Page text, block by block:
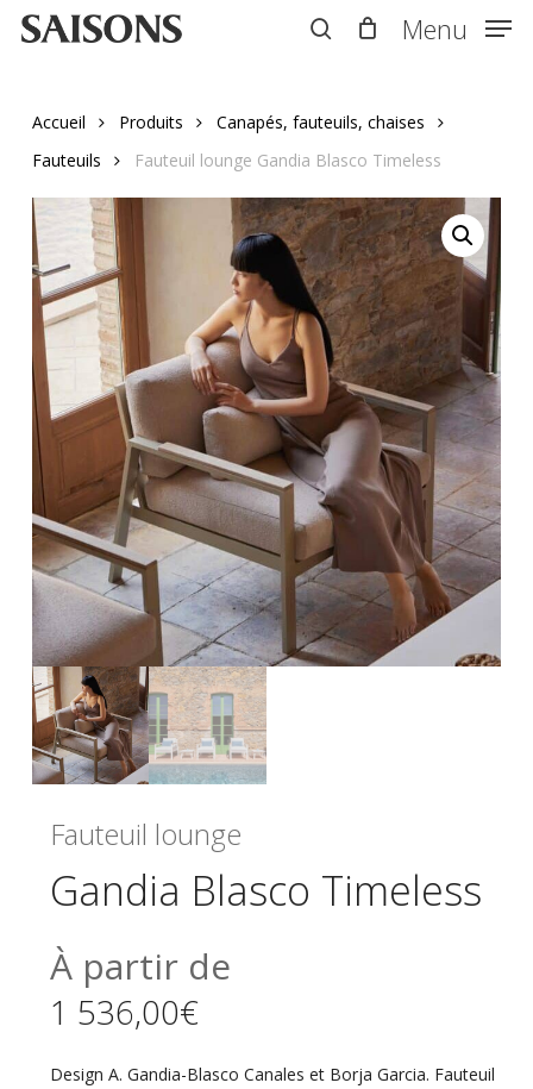
Skip
Menu
Accueil Produits
Canapés, fauteuils, chaises
Fauteuils
Fauteuil lounge Gandia Blasco Timeless
Fauteuil lounge
Gandia Blasco Timeless
À partir de
1 536,00€
Design A. Gandia-Blasco Canales et Borja Garcia. Fauteuil